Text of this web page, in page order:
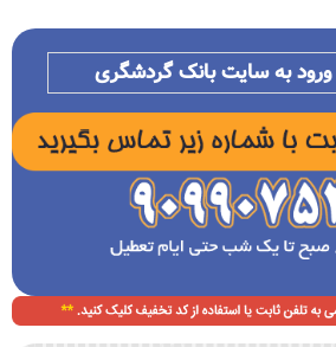
ورود به سایت بانک گردشگری